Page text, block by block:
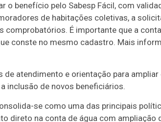
o benefício pelo Sabesp Fácil, com
de habitações coletivas, a
comprobatórios. É importante que a
conste no mesmo cadastro. Mais
de atendimento e orientação para
inclusão de novos beneficiários.
se como uma das principais
direto na conta de água com